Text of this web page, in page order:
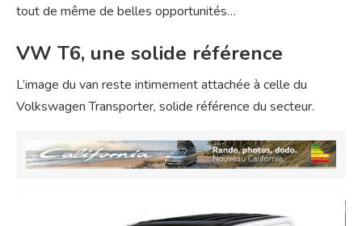
tout de même de belles opportunités…
VW T6, une solide référence
L’image du van reste intimement attachée à celle du
Volkswagen Transporter, solide référence du secteur.